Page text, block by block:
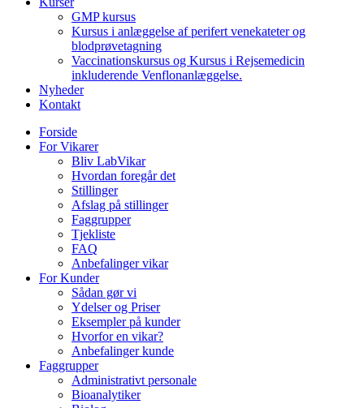
GMP kursus
Kursus i anlæggelse af perifert venekateter og
blodprøvetagning
Vaccinationskursus og Kursus i Rejsemedicin
inkluderende Venflonanlæggelse.
Nyheder
Kontakt
Forside
For Vikarer
Bliv LabVikar
Hvordan foregår det
Stillinger
Afslag på stillinger
Faggrupper
Tjekliste
FAQ
Anbefalinger vikar
For Kunder
Sådan gør vi
Ydelser og Priser
Eksempler på kunder
Hvorfor en vikar?
Anbefalinger kunde
Faggrupper
Administrativt personale
Bioanalytiker